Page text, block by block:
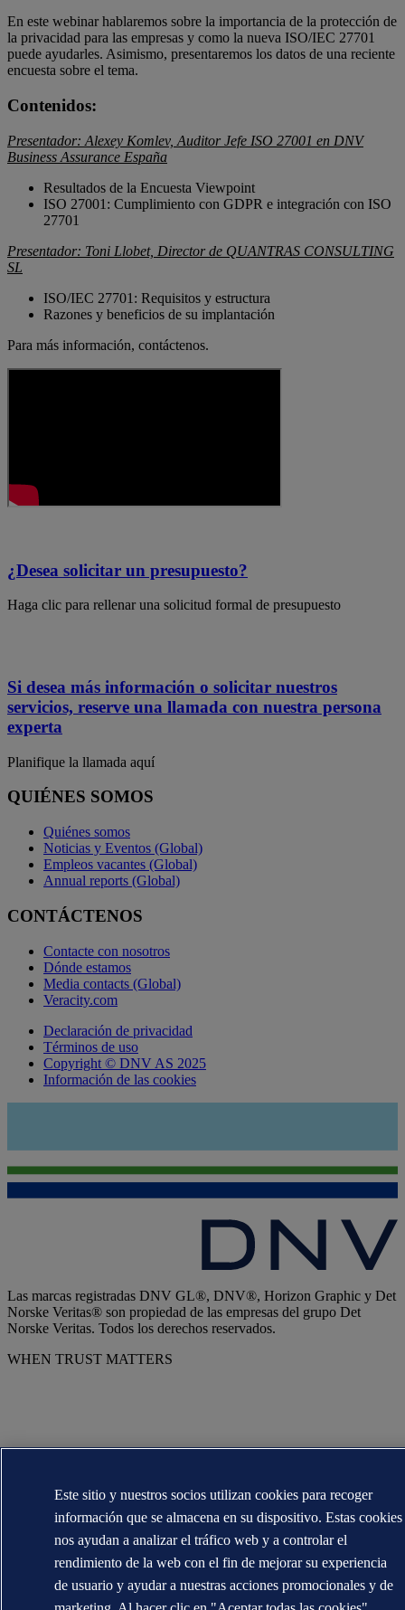
En este webinar hablaremos sobre la importancia de la protección de
la privacidad para las empresas y como la nueva ISO/IEC 27701
puede ayudarles. Asimismo, presentaremos los datos de una reciente
encuesta sobre el tema.
Contenidos:
Presentador: Alexey Komlev, Auditor Jefe ISO 27001 en DNV
Business Assurance España
Resultados de la Encuesta Viewpoint
ISO 27001: Cumplimiento con GDPR e integración con ISO
27701
Presentador: Toni Llobet, Director de QUANTRAS CONSULTING
SL
ISO/IEC 27701: Requisitos y estructura
Razones y beneficios de su implantación
Para más información, contáctenos.
¿Desea solicitar un presupuesto?
Haga clic para rellenar una solicitud formal de presupuesto
Si desea más información o solicitar nuestros
servicios, reserve una llamada con nuestra persona
experta
Planifique la llamada aquí
QUIÉNES SOMOS
Quiénes somos
Noticias y Eventos (Global)
Empleos vacantes (Global)
Annual reports (Global)
CONTÁCTENOS
Contacte con nosotros
Dónde estamos
Media contacts (Global)
Veracity.com
Declaración de privacidad
Términos de uso
Copyright © DNV AS 2025
Información de las cookies
Las marcas registradas DNV GL®, DNV®, Horizon Graphic y Det
Norske Veritas® son propiedad de las empresas del grupo Det
Norske Veritas. Todos los derechos reservados.
WHEN TRUST MATTERS
Este sitio y nuestros socios utilizan cookies para recoger
información que se almacena en su dispositivo. Estas cookies
nos ayudan a analizar el tráfico web y a controlar el
rendimiento de la web con el fin de mejorar su experiencia
de usuario y ayudar a nuestras acciones promocionales y de